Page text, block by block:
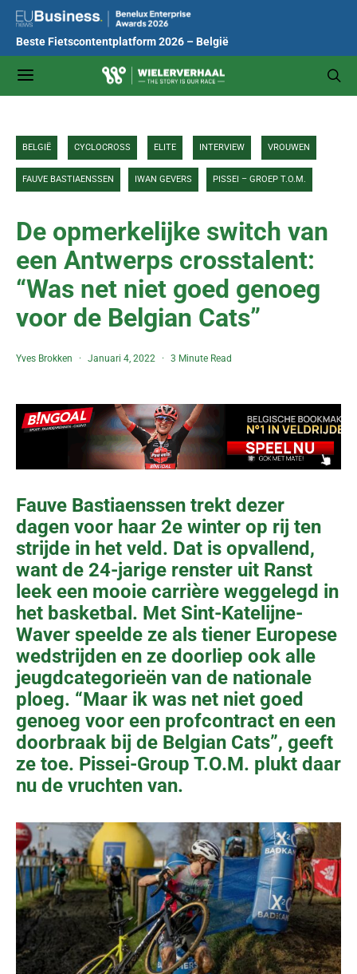
Beste Fietscontentplatform 2026 – België
BELGIË CYCLOCROSS ELITE INTERVIEW VROUWEN
FAUVE BASTIAENSSEN IWAN GEVERS PISSEI – GROEP T.O.M.
De opmerkelijke switch van
een Antwerps crosstalent:
“Was net niet goed genoeg
voor de Belgian Cats”
Yves Brokken Januari 4, 2022 3 Minute Read
Fauve Bastiaenssen trekt dezer
dagen voor haar 2e winter op rij ten
strijde in het veld. Dat is opvallend,
want de 24-jarige renster uit Ranst
leek een mooie carrière weggelegd in
het basketbal. Met Sint-Katelijne-
Waver speelde ze als tiener Europese
wedstrijden en ze doorliep ook alle
jeugdcategorieën van de nationale
ploeg. “Maar ik was net niet goed
genoeg voor een profcontract en een
doorbraak bij de Belgian Cats”, geeft
ze toe. Pissei-Group T.O.M. plukt daar
nu de vruchten van.